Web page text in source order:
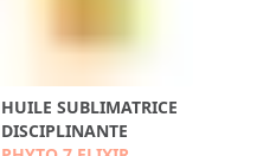
HUILE SUBLIMATRICE
DISCIPLINANTE